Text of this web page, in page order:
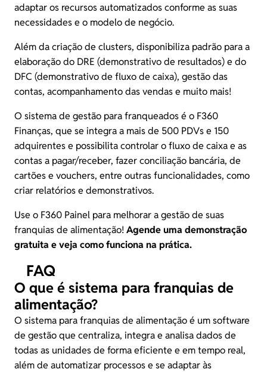
adaptar os recursos automatizados conforme as suas
necessidades e o modelo de negócio.
Além da criação de clusters, disponibiliza padrão para a
elaboração do DRE (demonstrativo de resultados) e do
DFC (demonstrativo de fluxo de caixa), gestão das
contas, acompanhamento das vendas e muito mais!
O sistema de gestão para franqueados é o F360
Finanças, que se integra a mais de 500 PDVs e 150
adquirentes e possibilita controlar o fluxo de caixa e as
contas a pagar/receber, fazer conciliação bancária, de
cartões e vouchers, entre outras funcionalidades, como
criar relatórios e demonstrativos.
Use o F360 Painel para melhorar a gestão de suas
franquias de alimentação!Agende uma demonstração
gratuitae veja como funciona na prática.
FAQ
O que é sistema para franquias de
alimentação?
O sistema para franquias de alimentação é um software
de gestão que centraliza, integra e analisa dados de
todas as unidades de forma eficiente e em tempo real,
além de automatizar processos e se adaptar às